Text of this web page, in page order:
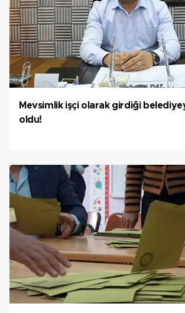
Mevsimlik işçi olarak girdiği
oldu!